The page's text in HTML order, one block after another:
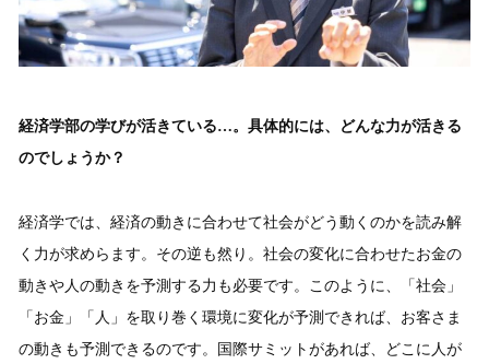
経済学部の学びが活きている…。具体的には、どんな力が活きる
のでしょうか？
経済学では、経済の動きに合わせて社会がどう動くのかを読み解
く力が求めらます。その逆も然り。社会の変化に合わせたお金の
動きや人の動きを予測する力も必要です。このように、「社会」
「お金」「人」を取り巻く環境に変化が予測できれば、お客さま
の動きも予測できるのです。国際サミットがあれば、どこに人が